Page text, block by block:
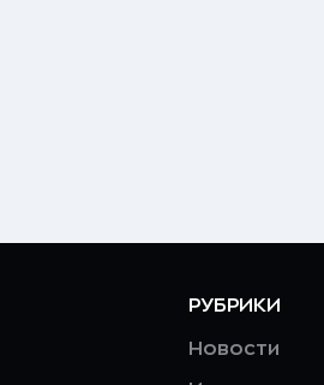
РУБРИКИ
Новости